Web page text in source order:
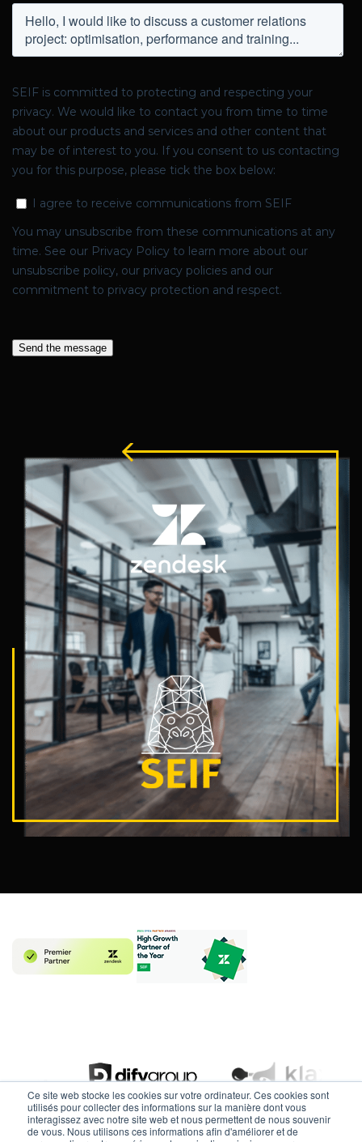
Ce site web stocke les cookies sur votre ordinateur. Ces cookies sont
utilisés pour collecter des informations sur la manière dont vous
interagissez avec notre site web et nous permettent de nous souvenir
de vous. Nous utilisons ces informations afin d'améliorer et de